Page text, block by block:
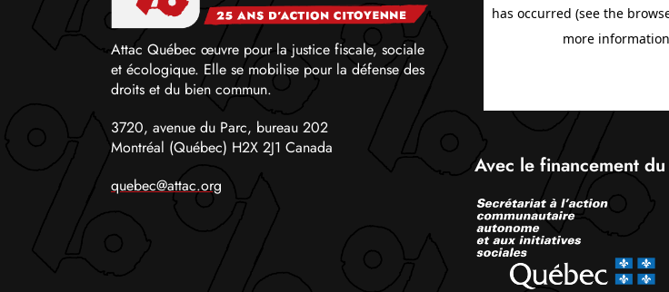
Attac Québec œuvre pour la justice fiscale, sociale
et écologique. Elle se mobilise pour la défense des
droits et du bien commun.
3720, avenue du Parc, bureau 202
Montréal (Québec) H2X 2J1 Canada
quebec@attac.org
Avec le financement du